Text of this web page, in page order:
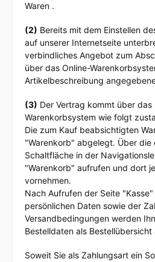
Waren .
(2) Bereits mit dem Einstellen
auf unserer Internetseite
verbindliches Angebot zum
über das Online-
Artikelbeschreibung
(3) Der Vertrag kommt über das
Warenkorbsystem wie folgt
Die zum Kauf beabsichtigten
"Warenkorb" abgelegt. Über die
Schaltfläche in der
"Warenkorb" aufrufen und dort
vornehmen.
Nach Aufrufen der Seite
persönlichen Daten sowie der
Versandbedingungen werden
Bestelldaten als
Soweit Sie als Zahlungsart ein